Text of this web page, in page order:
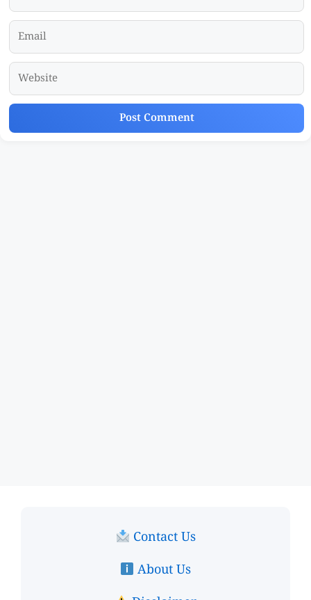
Email
Website
Contact Us
About Us